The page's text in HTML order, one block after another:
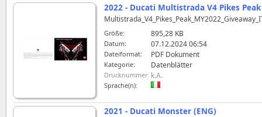
2022 - Ducati Multistrada V4 Pikes Peak
Größe: 895,28 KB
Datum: 07.12.2024 06:54
Dateiformat: PDF Dokument
Kategorie: Datenblätter
Drucknummer: k.A.
Sprache(n):
2021 - Ducati Monster (ENG)